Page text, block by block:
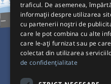
Pentru
Pentru
traficul. De asemenea,
informații despre utilizarea
cu partenerii noștri de
care le pot combina cu alte
care le-ați furnizat sau pe
colectat din utilizarea
de confidențialitate